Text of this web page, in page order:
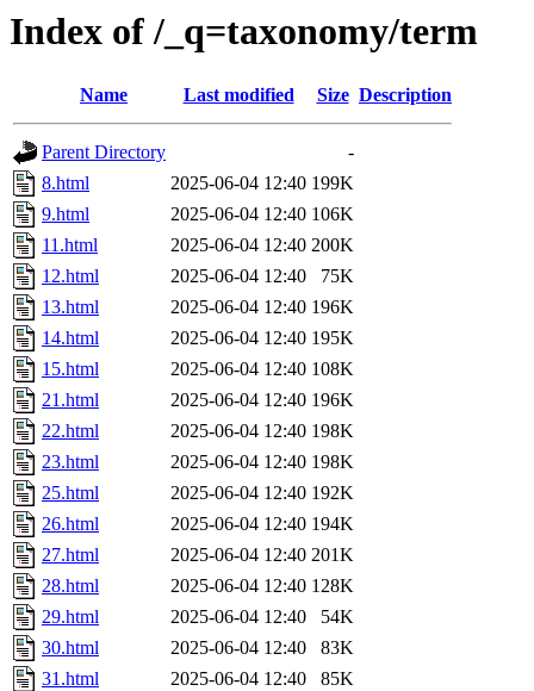
Index of /_q=taxonomy/term
Name Last modified Size Description
Parent Directory
-
8.html
2025-06-04 12:40 199K
9.html
2025-06-04 12:40 106K
11.html
2025-06-04 12:40 200K
12.html
2025-06-04 12:40
75K
13.html
2025-06-04 12:40 196K
14.html
2025-06-04 12:40 195K
15.html
2025-06-04 12:40 108K
21.html
2025-06-04 12:40 196K
22.html
2025-06-04 12:40 198K
23.html
2025-06-04 12:40 198K
25.html
2025-06-04 12:40 192K
26.html
2025-06-04 12:40 194K
27.html
2025-06-04 12:40 201K
28.html
2025-06-04 12:40 128K
29.html
2025-06-04 12:40
54K
30.html
2025-06-04 12:40
83K
31.html
2025-06-04 12:40
85K